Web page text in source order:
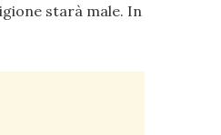
starà male. In